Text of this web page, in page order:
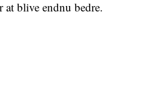
at blive endnu bedre.